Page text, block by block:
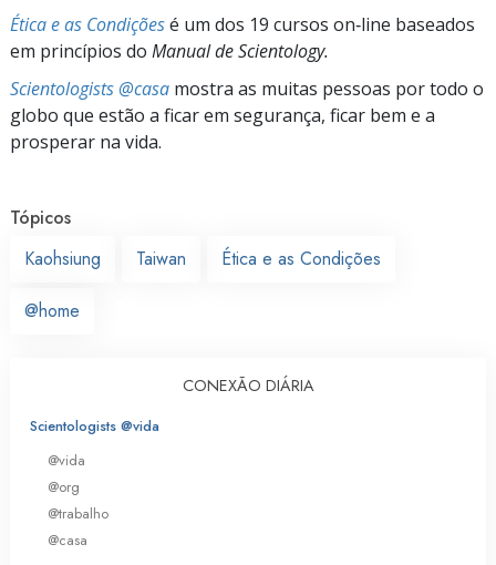
Ética e as Condiçõesé um dos 19 cursos on‑line baseados
em princípios do Manual de Scientology.
Scientologists @casa mostra as muitas pessoas por todo o
globo que estão a ficar em segurança, ficar bem e a
prosperar na vida.
Tópicos
Kaohsiung
Taiwan Ética e as Condições
@home
CONEXÃO DIÁRIA
Scientologists @vida
@vida
@org
@trabalho
@casa